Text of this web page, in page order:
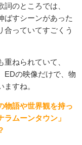
のところでは、
ばすシーンがあった
合っていてすごくう
ねられていて、
EDの映像だけで、物
すね。
物語や世界観を持っ
ムーンタウン」